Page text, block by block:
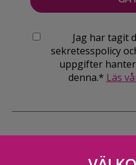
Jag har tagit
sekretesspolicy
uppgifter
denna.* Läs